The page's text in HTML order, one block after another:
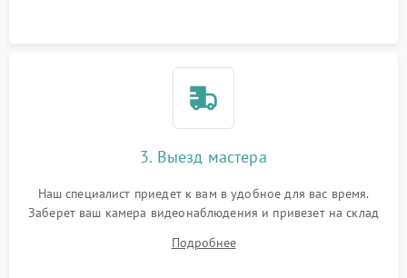
3. Выезд мастера
Наш специалист приедет к вам в удобное для вас время.
Заберет ваш камера видеонаблюдения и привезет на склад
Подробнее